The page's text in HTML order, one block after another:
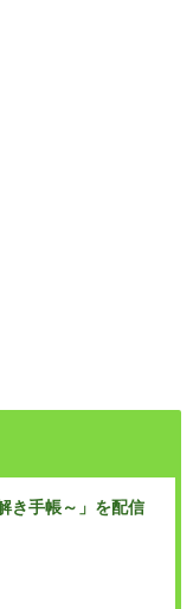
き手帳～」を配信